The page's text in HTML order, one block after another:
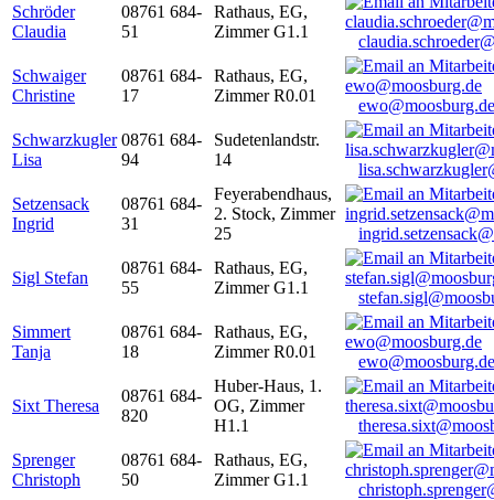
Schröder
Claudia
08761 684-
51
Rathaus, EG,
Zimmer G1.1
Schwaiger
Christine
08761 684-
17
Rathaus, EG,
Zimmer R0.01
ewo@moosburg.de
Schwarzkugler
Lisa
08761 684-
94
Sudetenlandstr.
14
Setzensack
Ingrid
08761 684-
31
Feyerabendhaus,
2. Stock, Zimmer
25
Sigl Stefan
08761 684-
55
Rathaus, EG,
Zimmer G1.1
Simmert
Tanja
08761 684-
18
Rathaus, EG,
Zimmer R0.01
ewo@moosburg.de
Sixt Theresa
08761 684-
820
Huber-Haus, 1.
OG, Zimmer
H1.1
Sprenger
Christoph
08761 684-
50
Rathaus, EG,
Zimmer G1.1